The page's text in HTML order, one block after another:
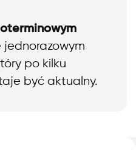
jednorazowym
po kilku
być aktualny.